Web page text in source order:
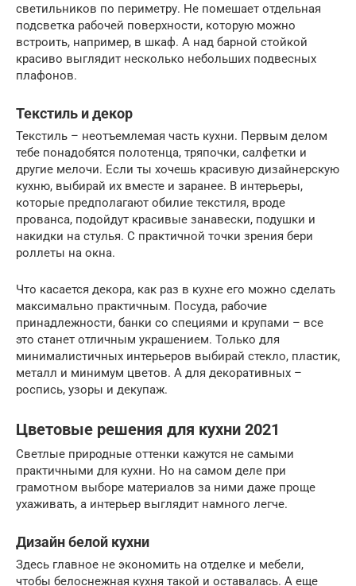
светильников по периметру. Не помешает отдельная
подсветка рабочей поверхности, которую можно
встроить, например, в шкаф. А над барной стойкой
красиво выглядит несколько небольших подвесных
плафонов.
Текстиль и декор
Текстиль – неотъемлемая часть кухни. Первым делом
тебе понадобятся полотенца, тряпочки, салфетки и
другие мелочи. Если ты хочешь красивую дизайнерскую
кухню, выбирай их вместе и заранее. В интерьеры,
которые предполагают обилие текстиля, вроде
прованса, подойдут красивые занавески, подушки и
накидки на стулья. С практичной точки зрения бери
роллеты на окна.
Что касается декора, как раз в кухне его можно сделать
максимально практичным. Посуда, рабочие
принадлежности, банки со специями и крупами – все
это станет отличным украшением. Только для
минималистичных интерьеров выбирай стекло, пластик,
металл и минимум цветов. А для декоративных –
роспись, узоры и декупаж.
Цветовые решения для кухни 2021
Светлые природные оттенки кажутся не самыми
практичными для кухни. Но на самом деле при
грамотном выборе материалов за ними даже проще
ухаживать, а интерьер выглядит намного легче.
Дизайн белой кухни
Здесь главное не экономить на отделке и мебели,
чтобы белоснежная кухня такой и оставалась. А еще